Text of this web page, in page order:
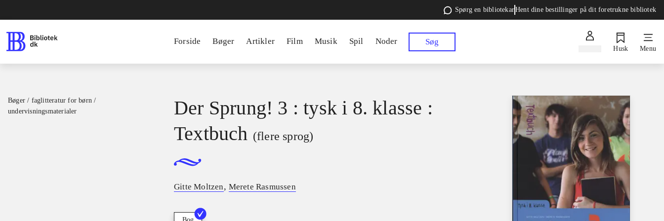
Spørg en bibliotekarHent dine bestillinger på dit foretrukne bibliotek
Forside Bøger Artikler Film Musik Spil Noder Søg
Husk Menu
Bøger / faglitteratur for børn /
undervisningsmaterialer
Der Sprung! 3 : tysk i 8. klasse :
Textbuch (flere sprog)
Gitte Moltzen, Merete Rasmussen